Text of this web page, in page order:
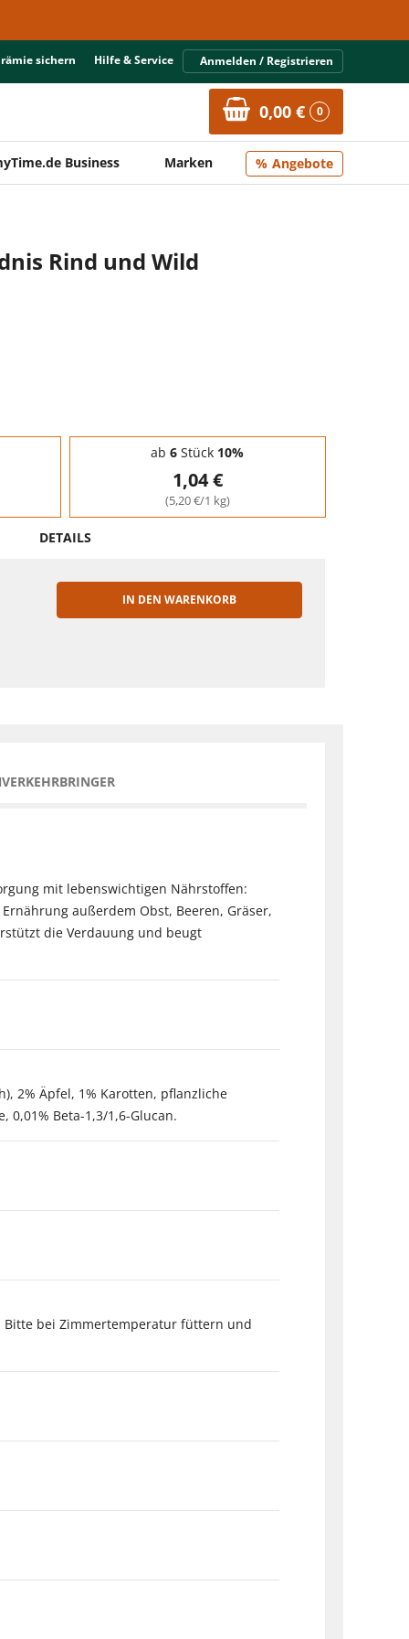
sichern Hilfe & Service Anmelden / Registrieren
0,00 € 0
Business Marken Angebote
Rind und Wild
ab 6 Stück 10%
1,04 €
(5,20 €/1 kg)
DETAILS
IN DEN WARENKORB
mit lebenswichtigen Nährstoffen:
außerdem Obst, Beeren, Gräser,
die Verdauung und beugt
2% Äpfel, 1% Karotten, pflanzliche
0,01% Beta-1,3/1,6-Glucan.
Bitte bei Zimmertemperatur füttern und